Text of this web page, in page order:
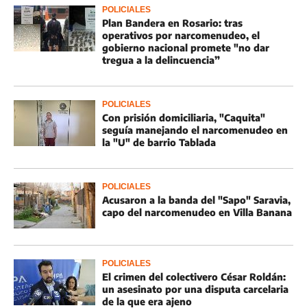
POLICIALES
Plan Bandera en Rosario: tras
operativos por narcomenudeo, el
gobierno nacional promete "no dar
tregua a la delincuencia”
POLICIALES
Con prisión domiciliaria, "Caquita"
seguía manejando el narcomenudeo en
la "U" de barrio Tablada
POLICIALES
Acusaron a la banda del "Sapo" Saravia,
capo del narcomenudeo en Villa Banana
POLICIALES
El crimen del colectivero César Roldán:
un asesinato por una disputa carcelaria
de la que era ajeno